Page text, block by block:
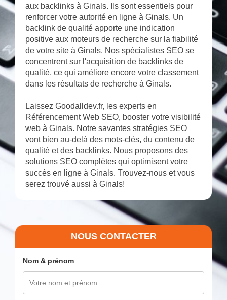
aux backlinks à Ginals. Ils sont essentiels pour
renforcer votre autorité en ligne à Ginals. Un
backlink de qualité apporte une indication
positive aux moteurs de recherche sur la fiabilité
de votre site à Ginals. Nos spécialistes SEO se
concentrent sur l'acquisition de backlinks de
qualité, ce qui améliore encore votre classement
dans les résultats de recherche à Ginals.
Laissez Goodalldev.fr, les experts en
Référencement Web SEO, booster votre visibilité
web à Ginals. Notre savantes stratégies SEO
vont bien au-delà des mots-clés, du contenu de
qualité et des backlinks. Nous proposons des
solutions SEO complètes qui optimisent votre
succès en ligne à Ginals. Trouvez-nous et vous
serez trouvé aussi à Ginals!
NOUS CONTACTER
Nom & prénom